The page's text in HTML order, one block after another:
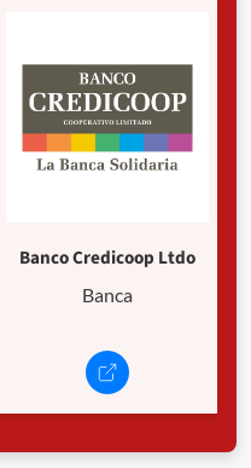
Banco Credicoop Ltdo
Banca